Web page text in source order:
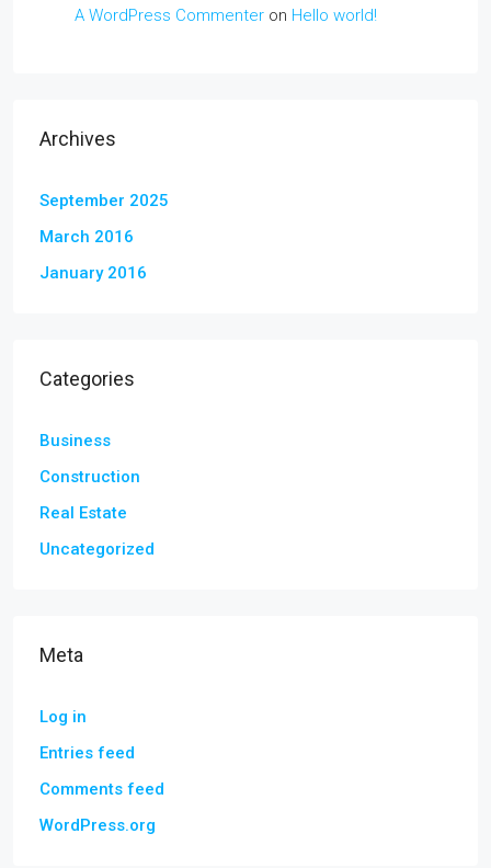
A WordPress Commenter on Hello world!
Archives
September 2025
March 2016
January 2016
Categories
Business
Construction
Real Estate
Uncategorized
Meta
Log in
Entries feed
Comments feed
WordPress.org